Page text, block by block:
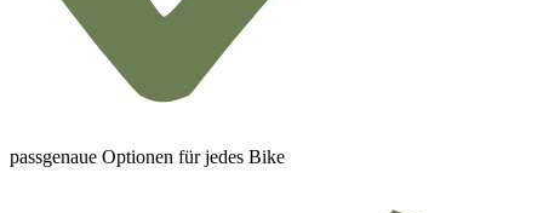
passgenaue Optionen für jedes Bike